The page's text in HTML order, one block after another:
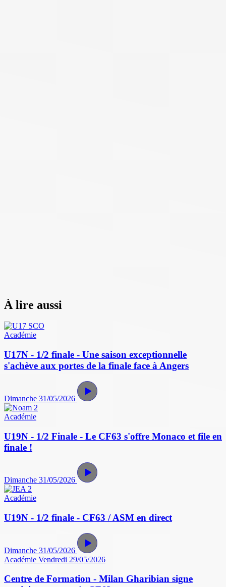
À lire aussi
Académie
U17N - 1/2 finale - Une saison exceptionnelle
s'achève aux portes de la finale face à Angers
Dimanche 31/05/2026
Académie
U19N - 1/2 Finale - Le CF63 s'offre Monaco et file en
finale !
Dimanche 31/05/2026
Académie
U19N - 1/2 finale - CF63 / ASM en direct
Dimanche 31/05/2026
Académie Vendredi 29/05/2026
Centre de Formation - Milan Gharibian signe